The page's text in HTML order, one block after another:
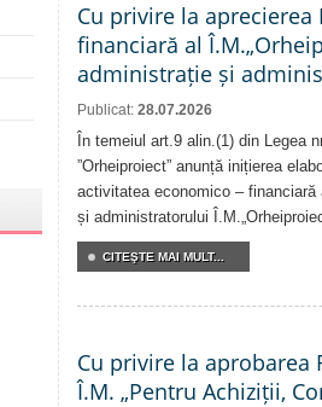
Cu privire la
financiară al
administrație și
Publicat: 28.07.2026
În temeiul art.9 alin.(1) din Legea
”Orheiproiect” anunță inițierea
activitatea economico –
și administratorului
CITEŞTE MAI MULT...
Cu privire la
Î.M. „Pentru Achiziții,